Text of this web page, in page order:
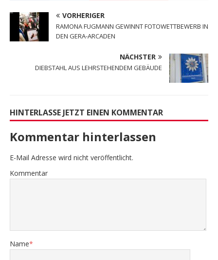
VORHERIGER
RAMONA FUGMANN GEWINNT FOTOWETTBEWERB IN
DEN GERA-ARCADEN
NÄCHSTER
DIEBSTAHL AUS LEHRSTEHENDEM GEBÄUDE
HINTERLASSE JETZT EINEN KOMMENTAR
Kommentar hinterlassen
E-Mail Adresse wird nicht veröffentlicht.
Kommentar
Name*